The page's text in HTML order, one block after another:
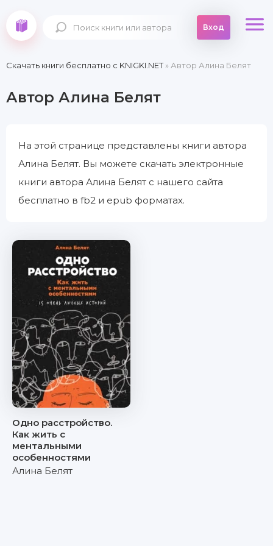
Вход
Скачать книги бесплатно c KNIGKI.NET» Автор Алина Белят
Автор Алина Белят
На этой странице представлены книги автора
Алина Белят. Вы можете скачать электронные
книги автора Алина Белят с нашего сайта
бесплатно в fb2 и epub форматах.
Одно расстройство.
Как жить с
ментальными
особенностями
Алина Белят